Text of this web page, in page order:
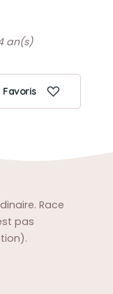
an(s)
Favoris
Race
pas